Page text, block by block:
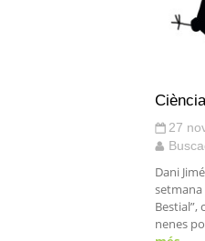
27
Dani
setmana
Bestial”,
nenes